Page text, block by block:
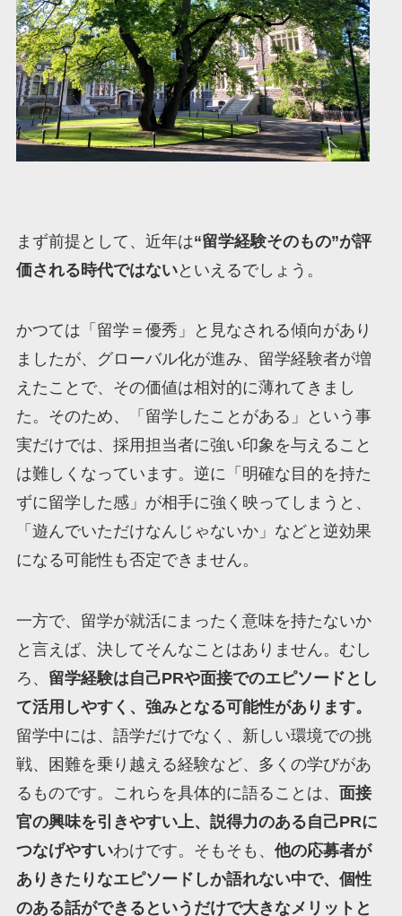
まず前提として、近年は“留学経験そのもの”が評
価される時代ではないといえるでしょう。
かつては「留学＝優秀」と見なされる傾向があり
ましたが、グローバル化が進み、留学経験者が増
えたことで、その価値は相対的に薄れてきまし
た。そのため、「留学したことがある」という事
実だけでは、採用担当者に強い印象を与えること
は難しくなっています。逆に「明確な目的を持た
ずに留学した感」が相手に強く映ってしまうと、
「遊んでいただけなんじゃないか」などと逆効果
になる可能性も否定できません。
一方で、留学が就活にまったく意味を持たないか
と言えば、決してそんなことはありません。むし
ろ、 留学経験は自己PRや面接でのエピソードとし
て活用しやすく、強みとなる可能性があります。
留学中には、語学だけでなく、新しい環境での挑
戦、困難を乗り越える経験など、多くの学びがあ
るものです。これらを具体的に語ることは、 面接
官の興味を引きやすい上、説得力のある自己PRに
つなげやすいわけです。そもそも、 他の応募者が
ありきたりなエピソードしか語れない中で、個性
のある話ができるというだけで大きなメリットと